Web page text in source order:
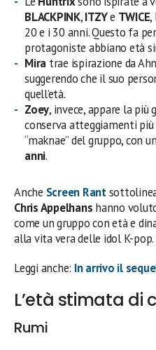
BLACKPINK,ITZYe TWICE,
20 e i 30 anni. Questo fa
protagoniste abbiano età
Mira trae ispirazione da
suggerendo che il suo
quell’età.
Zoey, invece, appare la
conserva atteggiamenti
“maknae” del gruppo, con
anni.
Anche Screen Rant
Chris Appelhans hanno
come un gruppo con età e
alla vita vera delle idol K-pop.
Leggi anche: In arrivo il
L’età stimata di
Rumi